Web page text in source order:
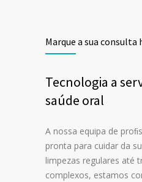
Marque a sua consulta
Tecnologia a
saúde oral
A nossa equipa de
pronta para cuidar da
limpezas regulares até
complexos, estamos